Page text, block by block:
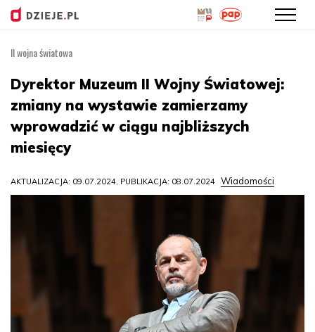
treści
II wojna światowa
Dyrektor Muzeum II Wojny Światowej:
zmiany na wystawie zamierzamy
wprowadzić w ciągu najbliższych
miesięcy
AKTUALIZACJA: 09.07.2024, PUBLIKACJA: 08.07.2024 Wiadomości